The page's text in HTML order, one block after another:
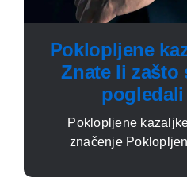
Poklopljene
Znate li zašto
Poklopljene
značenje